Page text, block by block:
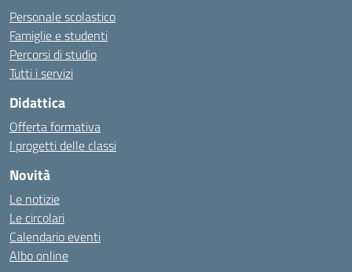
Personale scolastico
Famiglie e studenti
Percorsi di studio
Tutti i servizi
Didattica
Offerta formativa
I progetti delle classi
Novità
Le notizie
Le circolari
Calendario eventi
Albo online